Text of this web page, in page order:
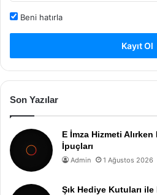
Beni hatırla
Kayıt Ol
Son Yazılar
E İmza Hizmeti
İpuçları
Admin 1 Ağustos 2026
Şık Hediye Kutuları